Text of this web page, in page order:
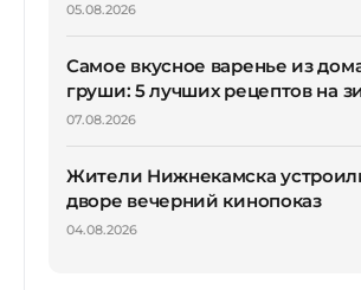
05.08.2026
Самое вкусное варенье из
груши: 5 лучших рецептов на
07.08.2026
Жители Нижнекамска
дворе вечерний кинопоказ
04.08.2026